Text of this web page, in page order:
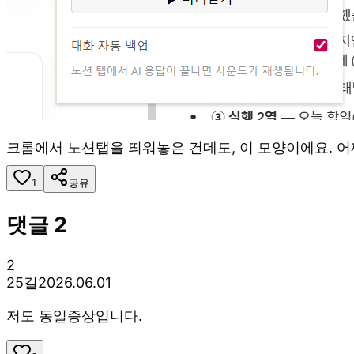
크롬에서 노션탭을 띄워놓은 건데도, 이 모양이에요. 어
1 공유
댓글 2
2
25길2026.06.01
저도 동일증상입니다.